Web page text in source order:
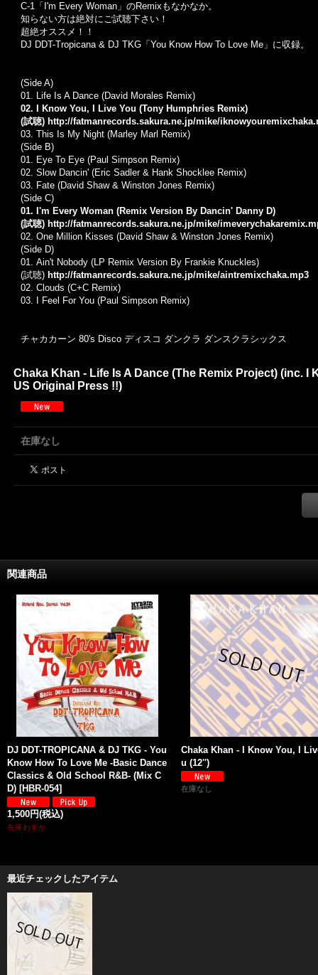
C-1「I'm Every Woman」のRemixもなかなか。
知らない方は絶対にご試聴下さい！
超絶オススメ！！
DJ DDT-Tropicana & DJ TKG「You Know How To Love Me」に収録。
(Side A)
01. Life Is A Dance (David Morales Remix)
02. I Know You, I Live You (Tony Humphries Remix)
(試聴) http://fatmanrecords.sakura.ne.jp/mike/
03. This Is My Night (Marley Marl Remix)
(Side B)
01. Eye To Eye (Paul Simpson Remix)
02. Slow Dancin' (Eric Sadler & Hank Shocklee Remix)
03. Fate (David Shaw & Winston Jones Remix)
(Side C)
01. I'm Every Woman (Remix Version By Dancin' Danny D)
(試聴) http://fatmanrecords.sakura.ne.jp/mike/
02. One Million Kisses (David Shaw & Winston Jones Remix)
(Side D)
01. Ain't Nobody (LP Remix Version By Frankie Knuckles)
(試聴) http://fatmanrecords.sakura.ne.jp/mike/aintremixchaka.mp3
02. Clouds (C+C Remix)
03.
I Feel For You (Paul Simpson Remix)
チャカカーン 80's Disco ディスコ ダンクラ ダンスクラシックス
Chaka Khan - Life Is A Dance (The Remix Project) (inc. I
US Original Press !!)
在庫なし
関連商品
DJ DDT-TROPICANA & DJ TKG - You
Know How To Love Me -Basic Dance
Classics & Old School R&B- (Mix C
D) [HBR-054]
1,500円(税込)
在庫わずか
Chaka Khan - I Know You, I
u (12'')
在庫なし
最近チェックしたアイテム